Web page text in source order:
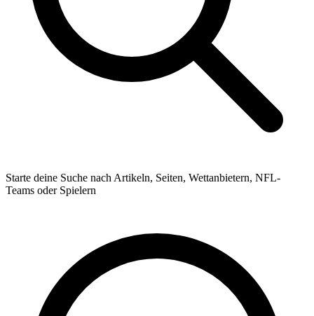
Starte deine Suche nach Artikeln, Seiten, Wettanbietern, NFL-
Teams oder Spielern